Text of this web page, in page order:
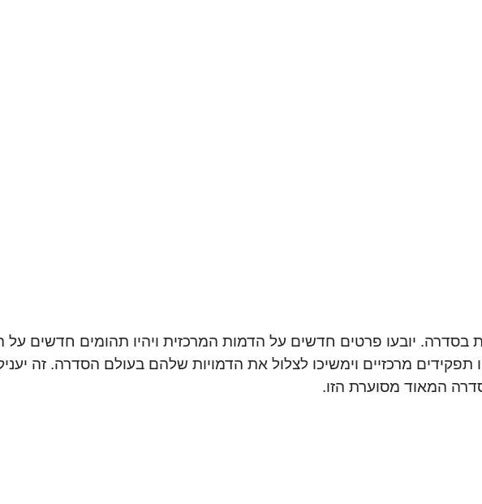
העלילות והדמויות בסדרה. יובעו פרטים חדשים על הדמות המרכזית ויהיו תהומים חדשים
מרכזיים וימשיכו לצלול את הדמויות שלהם בעולם הסדרה. זה
המאוד מסוערת הזו.